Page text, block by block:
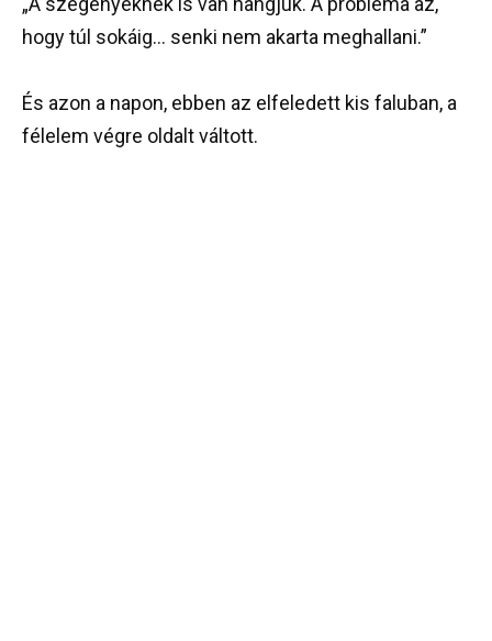
hogy túl sokáig… senki nem akarta meghallani.”
És azon a napon, ebben az elfeledett kis faluban, a
félelem végre oldalt váltott.